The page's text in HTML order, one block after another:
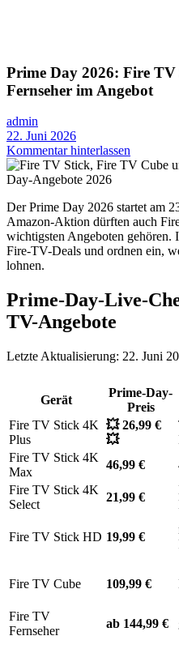
Prime Day 2026: Fire
Fernseher im Angebot
admin
22. Juni 2026
Kommentar hinterlassen
Der Prime Day 2026 startet am
Amazon-Aktion dürften auch
wichtigsten Angeboten
Fire-TV-Deals und ordnen ein,
lohnen.
Prime-Day-Live-
TV-Angebote
Letzte Aktualisierung: 22. Juni
Gerät
Prime-Day-
Preis
Fire TV Stick 4K
Plus
💥 26,99 €
💥
Fire TV Stick 4K
Max
46,99 €
Fire TV Stick 4K
Select
21,99 €
Fire TV Stick HD 19,99 €
Fire TV Cube 109,99 €
Fire TV
Fernseher
ab 144,99 €